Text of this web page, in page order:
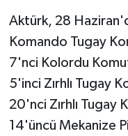
Aktürk, 28
Komando Tugay
7'nci Kolordu
5'inci Zırhlı Tugay
20'nci Zırhlı Tugay
14'üncü Mekanize